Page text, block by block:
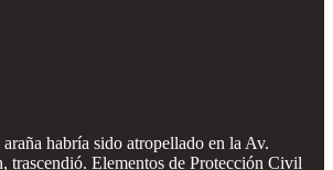
habría sido atropellado en la Av.
trascendió. Elementos de Protección Civil